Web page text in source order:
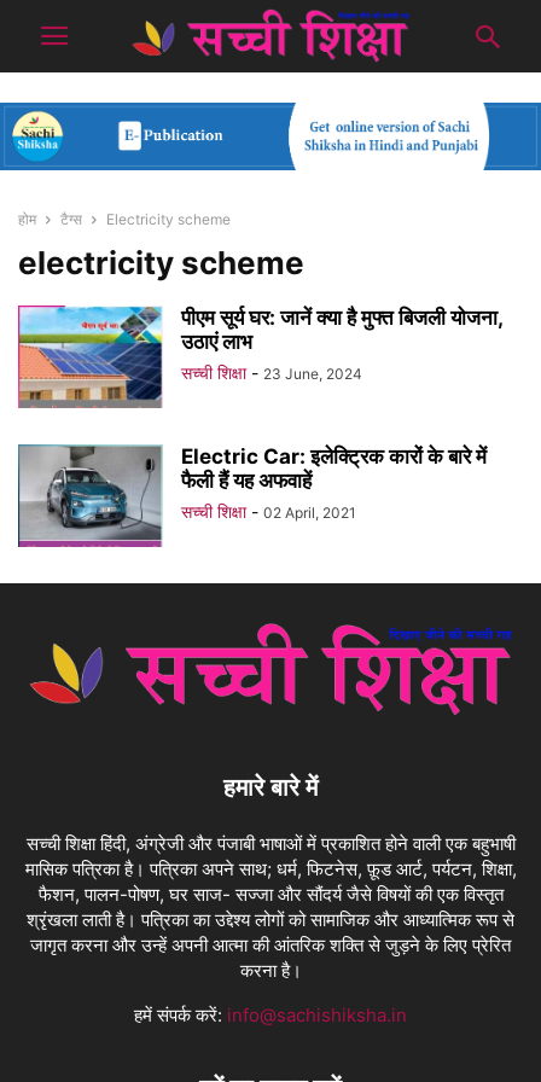
होम टैग्स Electricity scheme
electricity scheme
पीएम सूर्य घर: जानें क्या है मुफ्त बिजली योजना,
उठाएं लाभ
सच्ची शिक्षा - 23 June, 2024
Electric Car: इलेक्ट्रिक कारों के बारे में
फैली हैं यह अफवाहें
सच्ची शिक्षा - 02 April, 2021
हमारे बारे में
सच्ची शिक्षा हिंदी, अंग्रेजी और पंजाबी भाषाओं में प्रकाशित होने वाली एक बहुभाषी
मासिक पत्रिका है। पत्रिका अपने साथ; धर्म, फिटनेस, फ़ूड आर्ट, पर्यटन, शिक्षा,
फैशन, पालन-पोषण, घर साज- सज्जा और सौंदर्य जैसे विषयों की एक विस्तृत
श्रृंखला लाती है। पत्रिका का उद्देश्य लोगों को सामाजिक और आध्यात्मिक रूप से
जागृत करना और उन्हें अपनी आत्मा की आंतरिक शक्ति से जुड़ने के लिए प्रेरित
करना है।
हमें संपर्क करें: info@sachishiksha.in